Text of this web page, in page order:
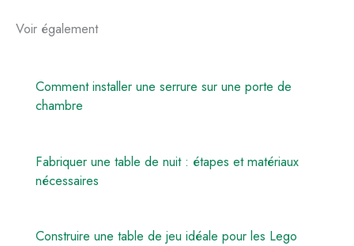
Voir également
Comment installer une serrure sur une porte de
chambre
Fabriquer une table de nuit : étapes et matériaux
nécessaires
Construire une table de jeu idéale pour les Lego